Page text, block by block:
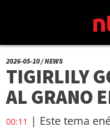
2026-05-10 / NEWS
TIGIRLILY
AL GRANO
00:11
| Este tema